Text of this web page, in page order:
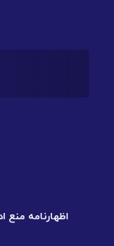
اظهارنامه منع